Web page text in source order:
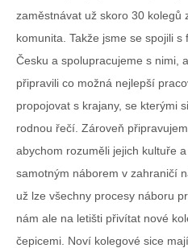
zaměstnávat už skoro 30 kolegů
komunita. Takže jsme se spojili
Česku a spolupracujeme s nimi,
připravili co možná nejlepší
propojovat s krajany, se kterými
rodnou řečí. Zároveň
abychom rozuměli jejich kultuře
samotným náborem v zahraničí
už lze všechny procesy náboru
nám ale na letišti přivítat nové
čepicemi. Noví kolegové sice